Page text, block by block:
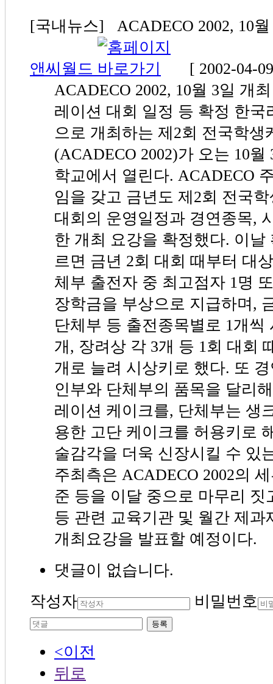
[국내뉴스] ACADECO 2002, 10
앤씨월드
[ 2002-04-
ACADECO 2002, 10월 3일 개
레이션 대회 일정 등 확정 한
으로 개최하는 제2회 전국학
(ACADECO 2002)가 오는 10
학교에서 열린다. ACADECO
임을 갖고 금년도 제2회 전국
대회의 운영일정과 경연종목,
한 개최 요강을 확정했다. 이
르면 금년 2회 대회 때부터 대
체부 출전자 중 최고점자 1명
장학금을 부상으로 지급하며,
단체부 등 출전종목별로 1개씩
개, 장려상 각 3개 등 1회 대회
개로 늘려 시상키로 했다. 또
인부와 단체부의 품목을 달리
레이션 케이크를, 단체부는 생
용한 고단 케이크를 허용키로
술감각을 더욱 신장시킬 수 있
주최측은 ACADECO 2002의
준 등을 이달 중으로 마무리
등 관련 교육기관 및 월간 제과
개최요강을 발표할 예정이다.
댓글이 없습니다.
작성자
비밀번호
등록
<이전
뒤로